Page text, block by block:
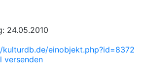
24.05.2010
kulturdb.de/einobjekt.php?id=8372
versenden